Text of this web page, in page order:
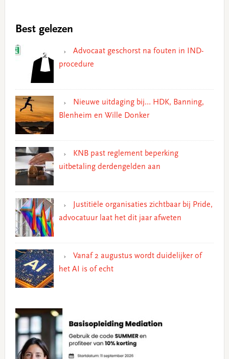
Best gelezen
Advocaat geschorst na fouten in IND-
procedure
Nieuwe uitdaging bij… HDK, Banning,
Blenheim en Wille Donker
KNB past reglement beperking
uitbetaling derdengelden aan
Justitiële organisaties zichtbaar bij Pride,
advocatuur laat het dit jaar afweten
Vanaf 2 augustus wordt duidelijker of
het AI is of echt